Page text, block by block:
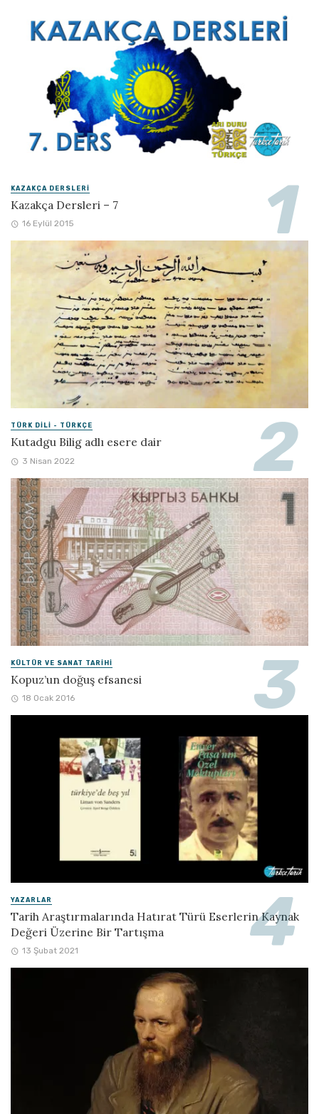
KAZAKÇA DERSLERI
Kazakça Dersleri – 7
16 Eylül 2015
TÜRK DILI - TÜRKÇE
Kutadgu Bilig adlı esere dair
3 Nisan 2022
KÜLTÜR VE SANAT TARIHI
Kopuz’un doğuş efsanesi
18 Ocak 2016
YAZARLAR
Tarih Araştırmalarında Hatırat Türü Eserlerin Kaynak
Değeri Üzerine Bir Tartışma
13 Şubat 2021